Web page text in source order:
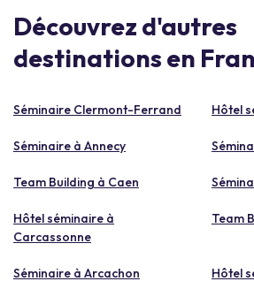
Découvrez d'autres
destinations en
Séminaire Clermont-Ferrand Hôtel
Séminaire à Annecy
Team Building à Caen
Hôtel séminaire à
Carcassonne
Team
Séminaire à Arcachon Hôtel